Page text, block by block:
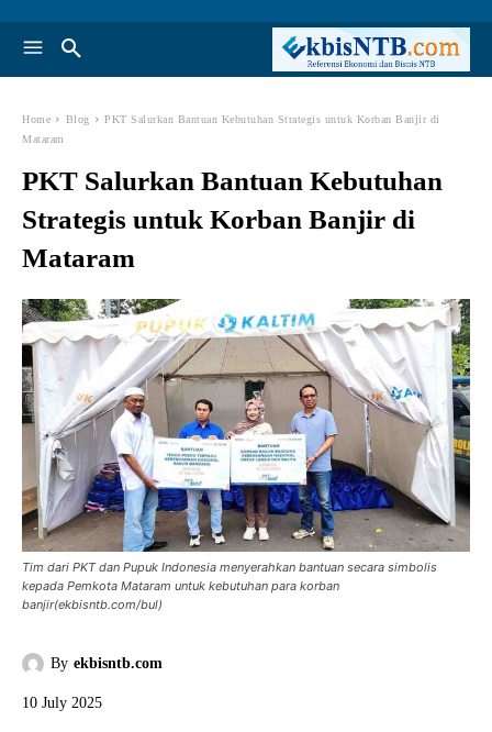
Home Blog
PKT Salurkan Bantuan Kebutuhan Strategis untuk Korban Banjir di
Mataram
PKT Salurkan Bantuan Kebutuhan
Strategis untuk Korban Banjir di
Mataram
Tim dari PKT dan Pupuk Indonesia menyerahkan bantuan secara simbolis
kepada Pemkota Mataram untuk kebutuhan para korban
banjir(ekbisntb.com/bul)
By ekbisntb.com
10 July 2025